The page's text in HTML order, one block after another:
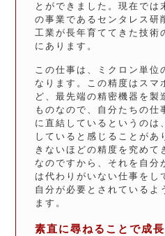
とができました。現在では
の事業であるセンタレス研
工業が長年育ててきた技術
にあります。
この仕事は、ミクロン単位
なります。この精度はスマ
ど、最先端の精密機器を製
ものなので、自分たちの仕
に直結しているというのは
していると感じることがあ
きないほどの精度を究めて
なのですから、それを自分
は代わりがいない仕事をし
自分が必要とされているよ
ます。
素直に尋ねることで成